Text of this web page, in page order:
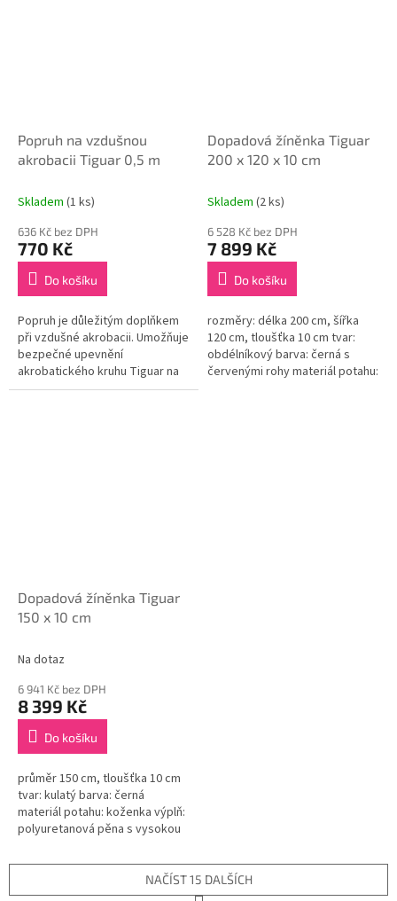
Popruh na vzdušnou
akrobacii Tiguar 0,5 m
Skladem (1 ks)
636 Kč bez DPH
770 Kč
Do košíku
Popruh je důležitým doplňkem
při vzdušné akrobacii. Umožňuje
bezpečné upevnění
akrobatického kruhu Tiguar na
strop pro bezpečné cvičení.
Dopadová žíněnka Tiguar
200 x 120 x 10 cm
Skladem (2 ks)
6 528 Kč bez DPH
7 899 Kč
Do košíku
rozměry: délka 200 cm, šířka
120 cm, tloušťka 10 cm tvar:
obdélníkový barva: černá s
červenými rohy materiál potahu:
Dopadová žíněnka Tiguar
150 x 10 cm
Na dotaz
6 941 Kč bez DPH
8 399 Kč
Do košíku
průměr 150 cm, tloušťka 10 cm
tvar: kulatý barva: černá
materiál potahu: koženka výplň:
polyuretanová pěna s vysokou
přenášení Žíněnka se...
NAČÍST 15 DALŠÍCH